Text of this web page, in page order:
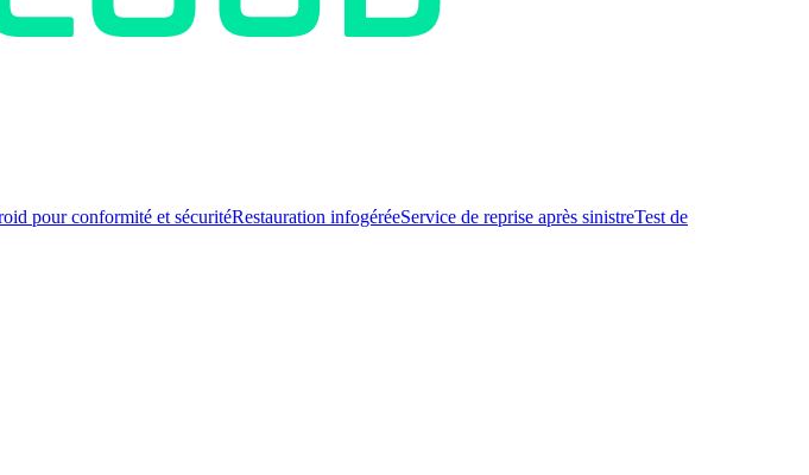
pour conformité et sécuritéRestauration infogéréeService de reprise après sinistreTest de